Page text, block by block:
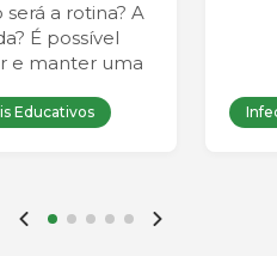
será a rotina? A
É possível
e manter uma
Educativos